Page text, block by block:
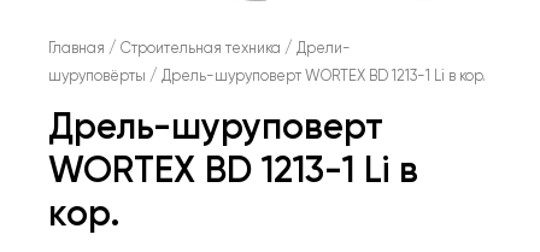
Главная / Строительная техника / Дрели-
шуруповёрты / Дрель-шуруповерт WORTEX BD 1213-1 Li в кор.
Дрель-шуруповерт
WORTEX BD 1213-1 Li в
кор.